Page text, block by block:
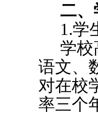
二、
1.学
学校
语文、
对在校
率三个